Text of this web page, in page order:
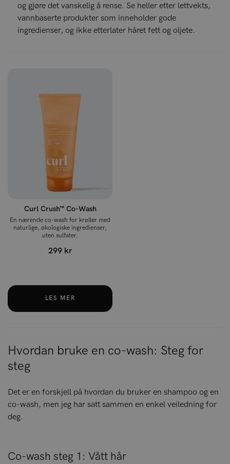
og gjøre det vanskelig å rense. Se heller etter lettvekts,
vannbaserte produkter som inneholder gode
ingredienser, og ikke etterlater håret fett og oljete.
Curl Crush™ Co-Wash
En nærende co-wash for krøller med
naturlige, økologiske ingredienser,
uten sulfater.
299 kr
LES MER
Hvordan bruke en co-wash: Steg for
steg
Det er en forskjell på hvordan du bruker en shampoo og en
co-wash, men jeg har satt sammen en enkel veiledning for
deg.
Co-wash steg 1: Vått hår